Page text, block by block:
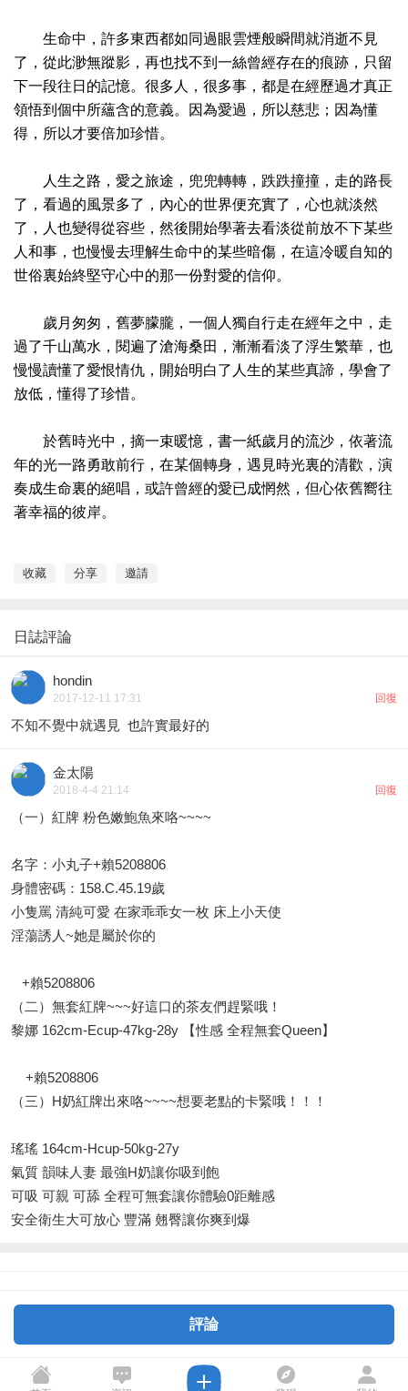
生命中，許多東西都如同過眼雲煙般瞬間就消逝不見
了，從此渺無蹤影，再也找不到一絲曾經存在的痕跡，只留
下一段往日的記憶。很多人，很多事，都是在經歷過才真正
領悟到個中所蘊含的意義。因為愛過，所以慈悲；因為懂
得，所以才要倍加珍惜。
人生之路，愛之旅途，兜兜轉轉，跌跌撞撞，走的路長
了，看過的風景多了，內心的世界便充實了，心也就淡然
了，人也變得從容些，然後開始學著去看淡從前放不下某些
人和事，也慢慢去理解生命中的某些暗傷，在這冷暖自知的
世俗裏始終堅守心中的那一份對愛的信仰。
歲月匆匆，舊夢朦朧，一個人獨自行走在經年之中，走
過了千山萬水，閱遍了滄海桑田，漸漸看淡了浮生繁華，也
慢慢讀懂了愛恨情仇，開始明白了人生的某些真諦，學會了
放低，懂得了珍惜。
於舊時光中，摘一束暖憶，書一紙歲月的流沙，依著流
年的光一路勇敢前行，在某個轉身，遇見時光裏的清歡，演
奏成生命裏的絕唱，或許曾經的愛已成惘然，但心依舊嚮往
著幸福的彼岸。
收藏 分享 邀請
日誌評論
hondin
2017-12-11 17:31 回復
不知不覺中就遇見 也許實最好的
金太陽
2018-4-4 21:14 回復
（一）紅牌 粉色嫩鮑魚來咯~~~~
名字：小丸子+賴5208806
身體密碼：158.C.45.19歲
小隻罵 清純可愛 在家乖乖女一枚 床上小天使
淫蕩誘人~她是屬於你的
+賴5208806
（二）無套紅牌~~~好這口的茶友們趕緊哦！
黎娜 162cm-Ecup-47kg-28y 【性感 全程無套Queen】
+賴5208806
（三）H奶紅牌出來咯~~~~想要老點的卡緊哦！！！
瑤瑤 164cm-Hcup-50kg-27y
氣質 韻味人妻 最強H奶讓你吸到飽
可吸 可親 可舔 全程可無套讓你體驗0距離感
安全衛生大可放心 豐滿 翹臀讓你爽到爆
評論